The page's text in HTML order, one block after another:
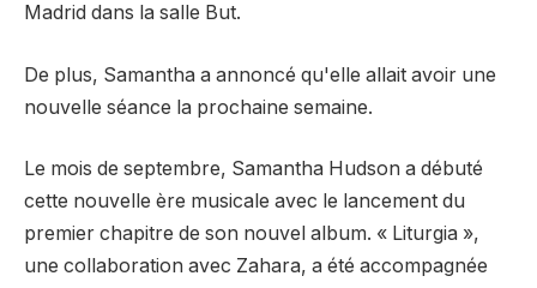
Madrid dans la salle But.
De plus, Samantha a annoncé qu'elle allait avoir une
nouvelle séance la prochaine semaine.
Le mois de septembre, Samantha Hudson a débuté
cette nouvelle ère musicale avec le lancement du
premier chapitre de son nouvel album. « Liturgia »,
une collaboration avec Zahara, a été accompagnée